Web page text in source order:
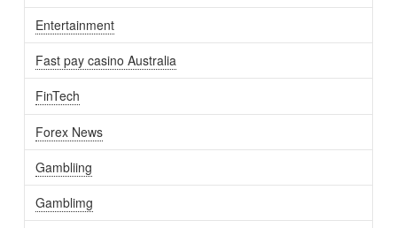
Entertainment
Fast pay casino Australia
FinTech
Forex News
Gambliing
Gamblimg